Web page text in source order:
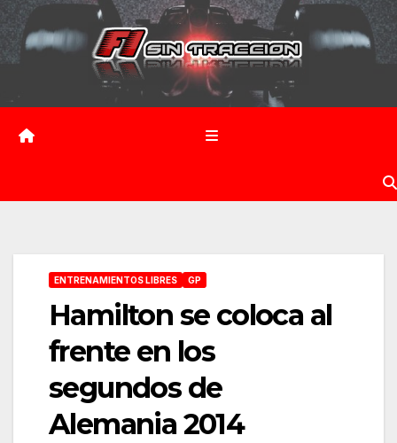
Saltar
contenido
ENTRENAMIENTOS LIBRES GP
Hamilton se coloca al
frente en los
segundos de
Alemania 2014